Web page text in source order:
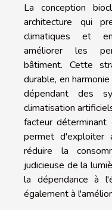
La conception
architecture qui
climatiques et
améliorer les
bâtiment. Cette
durable, en
dépendant des
climatisation
facteur déterminant
permet d'exploiter
réduire la
judicieuse de la
la dépendance à
également à